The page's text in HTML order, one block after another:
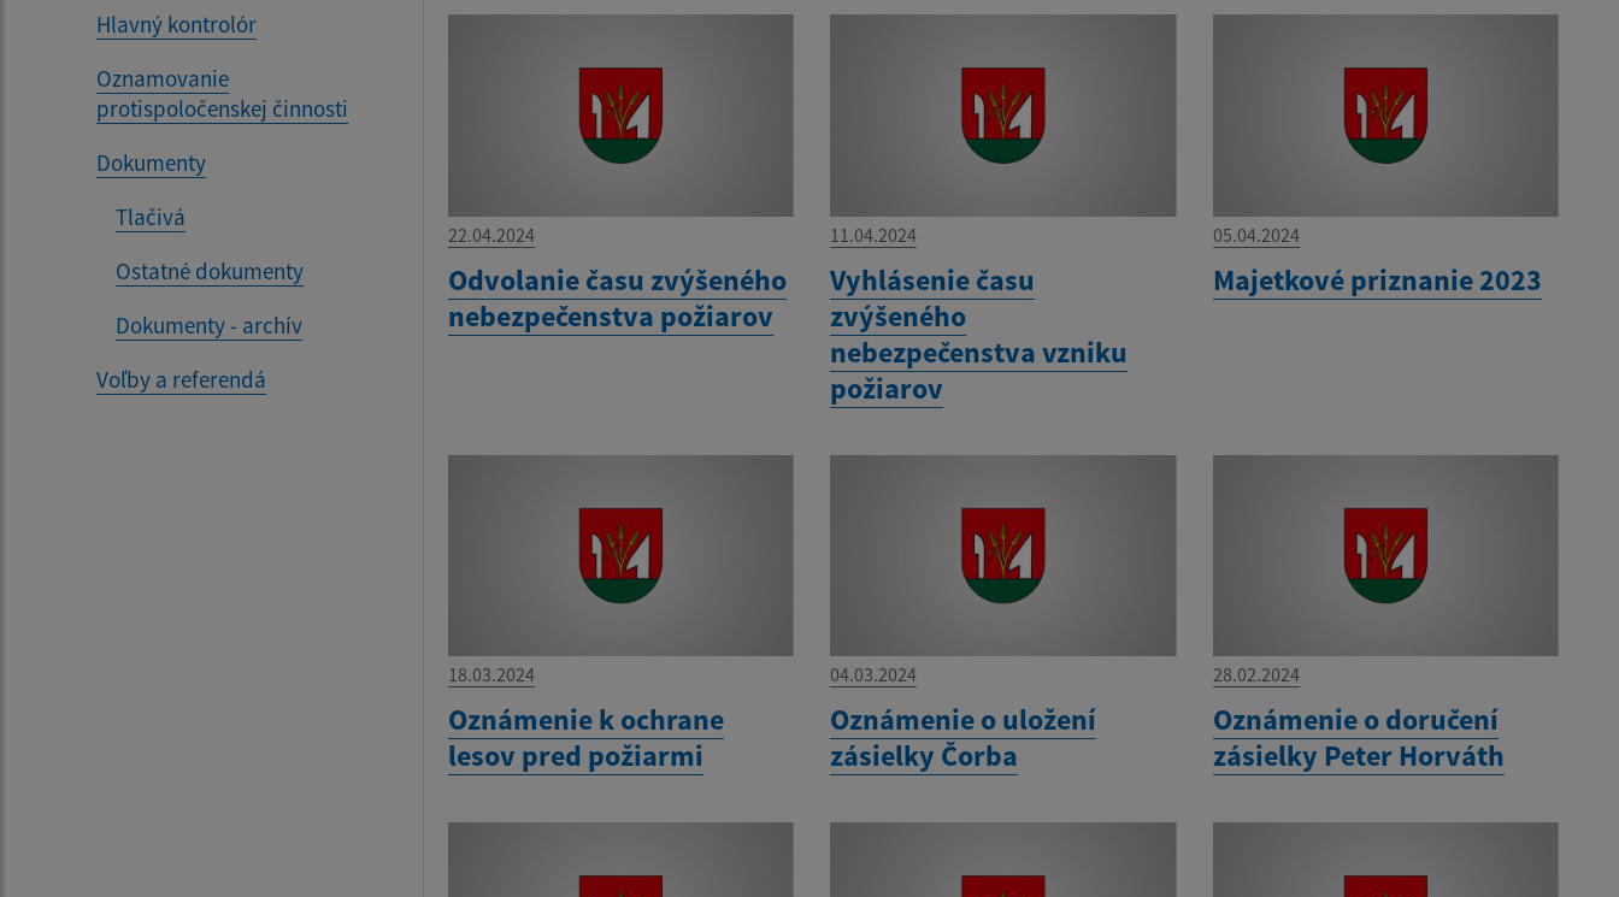
Hlavný kontrolór
Oznamovanie
protispoločenskej činnosti
Dokumenty
Tlačivá
Ostatné dokumenty
Dokumenty - archív
Voľby a referendá
22.04.2024
Odvolanie času zvýšeného
nebezpečenstva požiarov
11.04.2024
Vyhlásenie času
zvýšeného
nebezpečenstva vzniku
požiarov
05.04.2024
Majetkové priznanie 2023
18.03.2024
Oznámenie k ochrane
lesov pred požiarmi
04.03.2024
Oznámenie o uložení
zásielky Čorba
28.02.2024
Oznámenie o doručení
zásielky Peter Horváth